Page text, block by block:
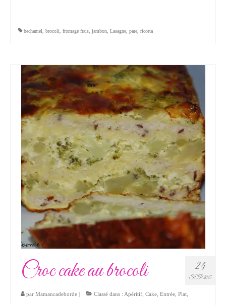
bechamel brocoli fromage frais jambon Lasagne pate ricotta
24
SEP 2015
Croc cake au brocoli
par Mamancadeborde | Classé dans : Apéritif Cake Entrée Plat